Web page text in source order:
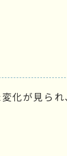
化が見ら